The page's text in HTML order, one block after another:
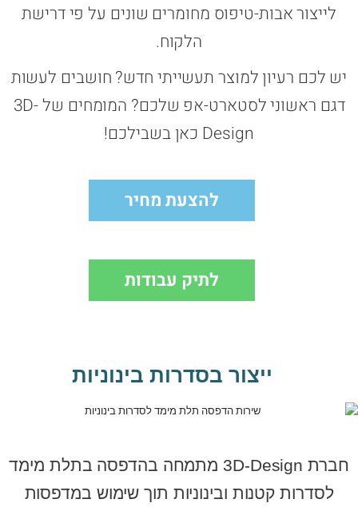
לייצור אבות-טיפוס מחומרים שונים על פי דרישת
הלקוח.
יש לכם רעיון למוצר תעשייתי חדש? חושבים לעשות
דגם ראשוני לסטארט-אפ שלכם? המומחים של 3D-
Design כאן בשבילכם!
להצעת מחיר
לתיק עבודות
ייצור בסדרות בינוניות
חברת 3D-Design מתמחה בהדפסה בתלת מימד
לסדרות קטנות ובינוניות תוך שימוש במדפסות